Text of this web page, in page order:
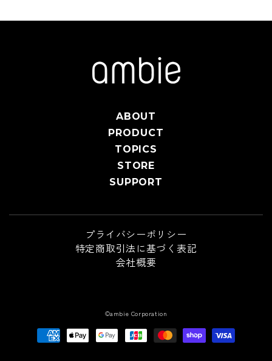
ABOUT
PRODUCT
TOPICS
STORE
SUPPORT
プライバシーポリシー
特定商取引法に基づく表記
会社概要
©ambie Corporation